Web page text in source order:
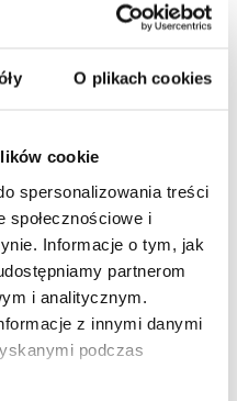
O plikach cookies
cookie
spersonalizowania treści
społecznościowe i
Informacje o tym, jak
partnerom
i analitycznym.
z innymi danymi
podczas
do złudzenia autentyczne i w
i poufnych informacji
bez zgody i wiedzy
protokołu SSL do szyfrowania
(posiadacz karty) a
to, że informacje, które są
płatniczą są chronione
Kupującego do
iż SSL jest
elektronicznych
za bardzo bezpieczne